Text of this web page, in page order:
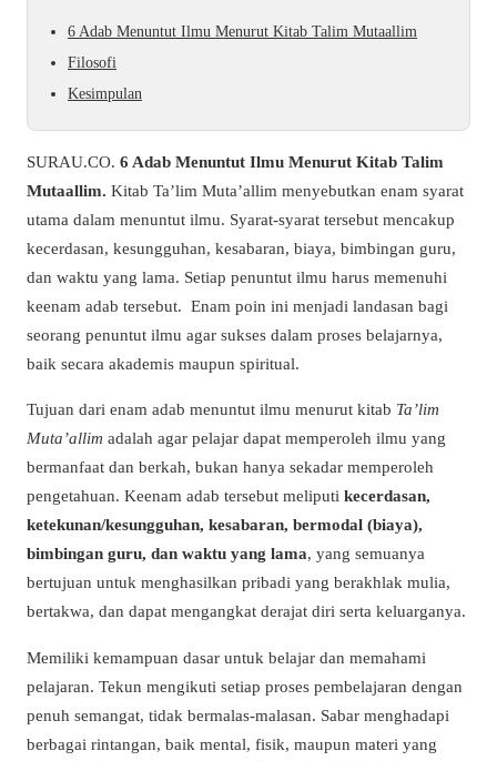
6 Adab Menuntut Ilmu Menurut Kitab Talim Mutaallim
Filosofi
Kesimpulan
SURAU.CO. 6 Adab Menuntut Ilmu Menurut Kitab Talim
Mutaallim. Kitab Ta’lim Muta’allim menyebutkan enam syarat
utama dalam menuntut ilmu. Syarat-syarat tersebut mencakup
kecerdasan, kesungguhan, kesabaran, biaya, bimbingan guru,
dan waktu yang lama. Setiap penuntut ilmu harus memenuhi
keenam adab tersebut. Enam poin ini menjadi landasan bagi
seorang penuntut ilmu agar sukses dalam proses belajarnya,
baik secara akademis maupun spiritual.
Tujuan dari enam adab menuntut ilmu menurut kitab Ta’lim
Muta’allim adalah agar pelajar dapat memperoleh ilmu yang
bermanfaat dan berkah, bukan hanya sekadar memperoleh
pengetahuan. Keenam adab tersebut meliputi kecerdasan,
ketekunan/kesungguhan, kesabaran, bermodal (biaya),
bimbingan guru, dan waktu yang lama, yang semuanya
bertujuan untuk menghasilkan pribadi yang berakhlak mulia,
bertakwa, dan dapat mengangkat derajat diri serta keluarganya.
Memiliki kemampuan dasar untuk belajar dan memahami
pelajaran. Tekun mengikuti setiap proses pembelajaran dengan
penuh semangat, tidak bermalas-malasan. Sabar menghadapi
berbagai rintangan, baik mental, fisik, maupun materi yang